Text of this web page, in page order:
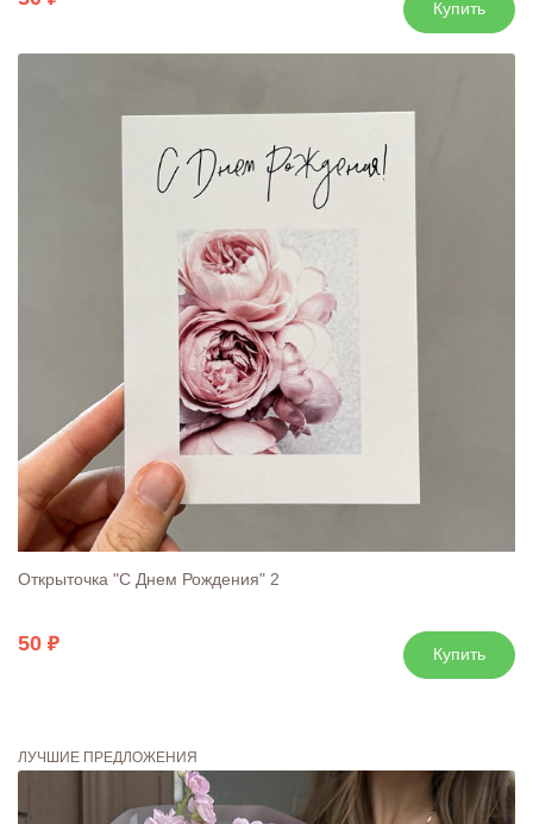
Купить
Открыточка "С Днем Рождения" 2
50 Купить
ЛУЧШИЕ ПРЕДЛОЖЕНИЯ